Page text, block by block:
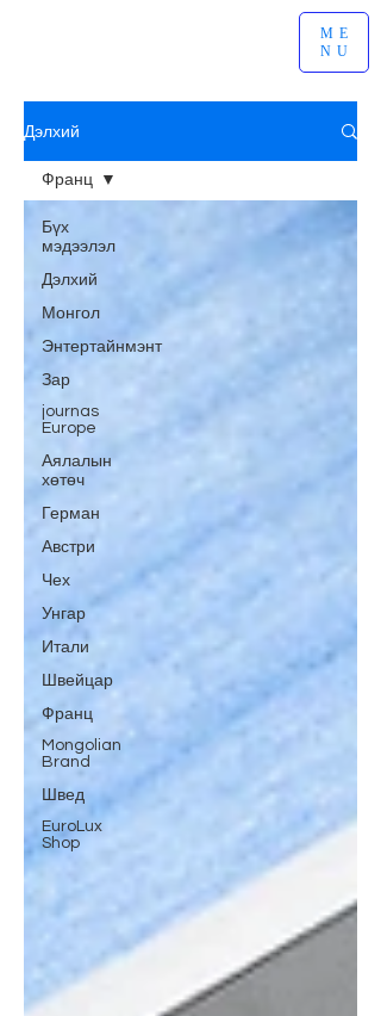
ME
NU
Дэлхий
Бүх
мэдээлэл
Дэлхий
Монгол
Энтертайнмэнт
Зар
journas
Europe
Аялалын
хөтөч
Герман
Австри
Чех
Унгар
Итали
Швейцар
Франц
Mongolian
Brand
Швед
EuroLux
Shop
Франц